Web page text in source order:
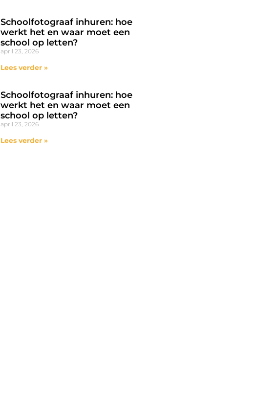
Schoolfotograaf inhuren: hoe
werkt het en waar moet een
school op letten?
april 23, 2026
Lees verder »
Schoolfotograaf inhuren: hoe
werkt het en waar moet een
school op letten?
april 23, 2026
Lees verder »